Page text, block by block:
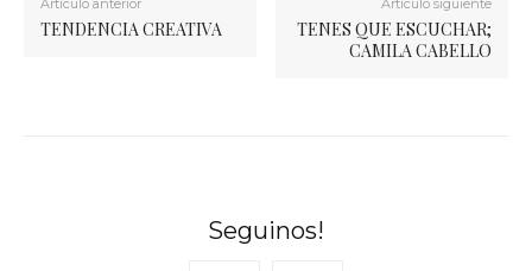
Artículo anterior
TENDENCIA CREATIVA
Artículo siguiente
TENES QUE ESCUCHAR;
CAMILA CABELLO
Seguinos!